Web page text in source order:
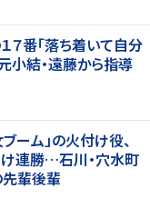
７番「落ち着いて自分
小結・遠藤から指導
ーム」の火付け役、
連勝…石川・穴水町
輩後輩